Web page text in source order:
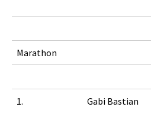
Marathon
1. Gabi Bastian